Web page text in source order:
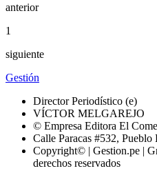
anterior
1
siguiente
Gestión
Director Periodístico (e)
VÍCTOR MELGAREJO
© Empresa Editora El
Calle Paracas #532,
Copyright© | Gestion.pe |
derechos reservados